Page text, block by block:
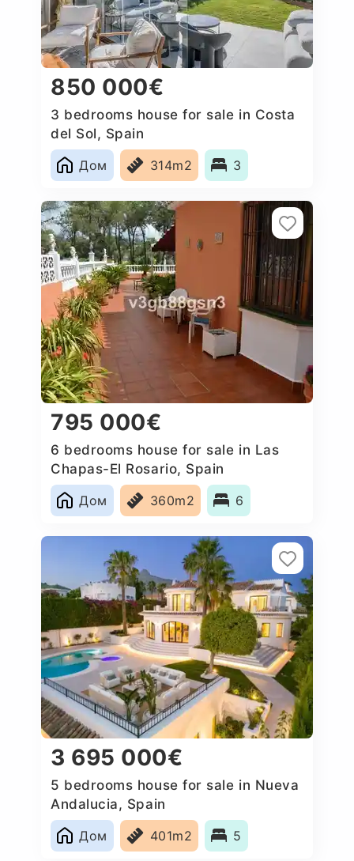
850 000€
3 bedrooms house for sale in Costa
del Sol, Spain
Дом
314m2 3
795 000€
6 bedrooms house for sale in Las
Chapas-El Rosario, Spain
Дом
360m2 6
3 695 000€
5 bedrooms house for sale in Nueva
Andalucia, Spain
Дом
401m2 5